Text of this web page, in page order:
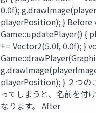
0.0f);
playerPosition); } Before
Game::updatePlayer() {
+= Vector2(5.0f, 0.0f); }
playerPosition); } ２つの
ってしまうと、名前を付
なります。 After